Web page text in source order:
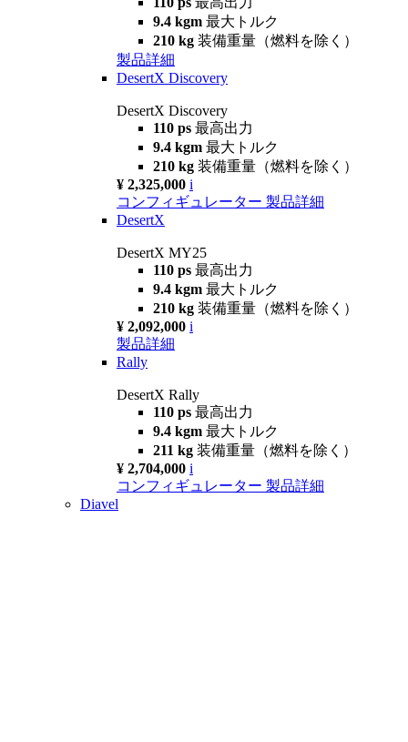
9.4 kgm 最大トルク
210 kg 装備重量（燃料を除く）
製品詳細
DesertX Discovery
DesertX Discovery
110 ps 最高出力
9.4 kgm 最大トルク
210 kg 装備重量（燃料を除く）
¥ 2,325,000 i
コンフィギュレーター 製品詳細
DesertX
DesertX MY25
110 ps 最高出力
9.4 kgm 最大トルク
210 kg 装備重量（燃料を除く）
¥ 2,092,000 i
製品詳細
Rally
DesertX Rally
110 ps 最高出力
9.4 kgm 最大トルク
211 kg 装備重量（燃料を除く）
¥ 2,704,000 i
コンフィギュレーター 製品詳細
Diavel